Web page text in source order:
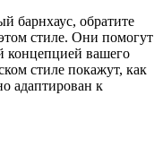
барнхаус, обратите
стиле. Они помогут
концепцией вашего
стиле покажут, как
адаптирован к